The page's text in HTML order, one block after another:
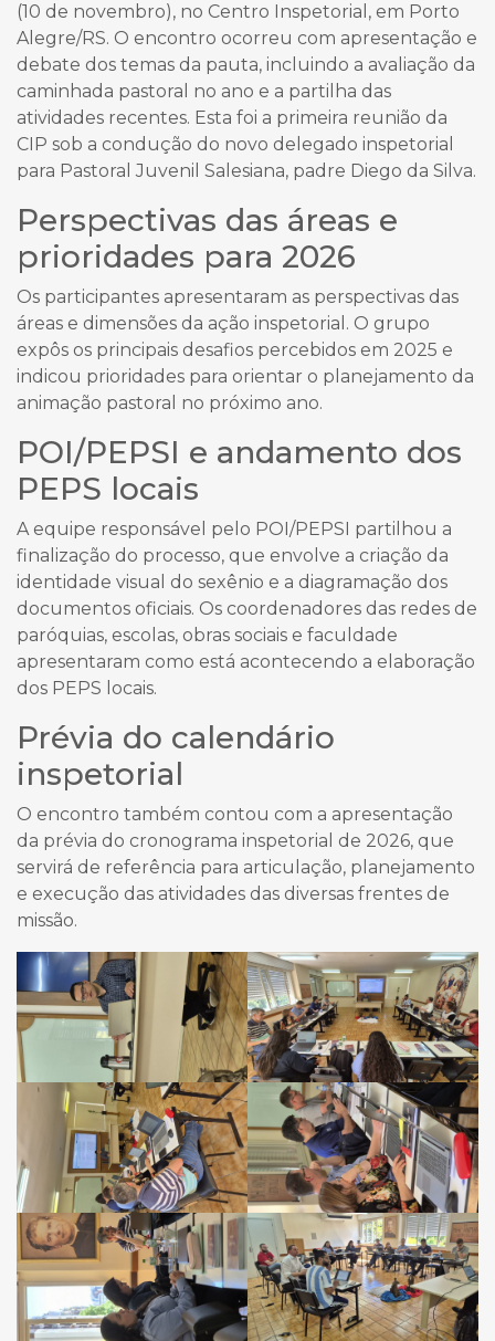
(10 de novembro), no Centro Inspetorial, em Porto
Alegre/RS. O encontro ocorreu com apresentação e
debate dos temas da pauta, incluindo a avaliação da
caminhada pastoral no ano e a partilha das
atividades recentes. Esta foi a primeira reunião da
CIP sob a condução do novo delegado inspetorial
para Pastoral Juvenil Salesiana, padre Diego da Silva.
Perspectivas das áreas e
prioridades para 2026
Os participantes apresentaram as perspectivas das
áreas e dimensões da ação inspetorial. O grupo
expôs os principais desafios percebidos em 2025 e
indicou prioridades para orientar o planejamento da
animação pastoral no próximo ano.
POI/PEPSI e andamento dos
PEPS locais
A equipe responsável pelo POI/PEPSI partilhou a
finalização do processo, que envolve a criação da
identidade visual do sexênio e a diagramação dos
documentos oficiais. Os coordenadores das redes de
paróquias, escolas, obras sociais e faculdade
apresentaram como está acontecendo a elaboração
dos PEPS locais.
Prévia do calendário
inspetorial
O encontro também contou com a apresentação
da prévia do cronograma inspetorial de 2026, que
servirá de referência para articulação, planejamento
e execução das atividades das diversas frentes de
missão.